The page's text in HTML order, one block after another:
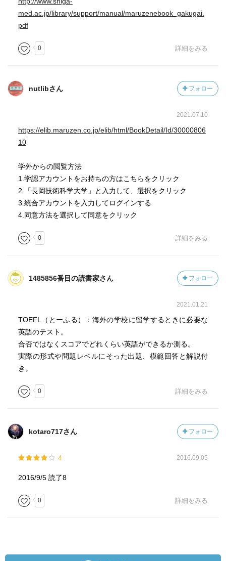
med.ac.jp/library/support/manual/maruzenebook_gakugai.
pdf
0 詳細をみる
nutlibさん フォロー
2021.07.10
https://elib.maruzen.co.jp/elib/html/BookDetail/Id/30000806
10
学外からの閲覧方法
1.学認アカウントをお持ちの方はこちらをクリック
2.「長岡技術科学大学」と入力して、選択をクリック
3.統合アカウントを入力してログインする
4.同意方法を選択して同意をクリック
0 詳細をみる
1485856番目の読書家さん フォロー
2021.01.21
TOEFL（とーふる）：海外の学校に留学するときに必要な
英語のテスト。
合否ではなくスコアでどれくらい英語ができるか測る。
実際の形式や問題レベルにそった出題、模範回答と解説付
き。
0 詳細をみる
kotaro717さん フォロー
4 2016.09.05
2016/9/5 読了8
0 詳細をみる